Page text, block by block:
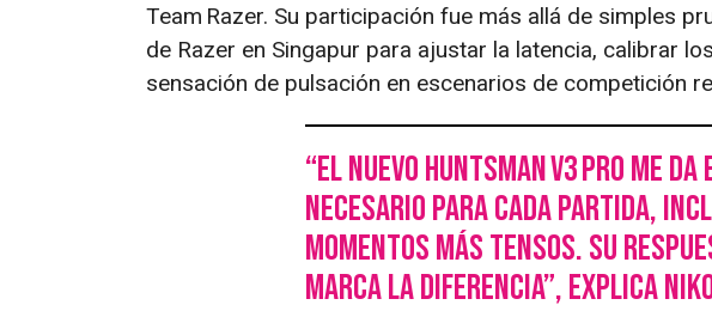
Team Razer. Su participación fue más allá de simples
de Razer en Singapur para ajustar la latencia, calibrar
sensación de pulsación en escenarios de competición
“El nuevo Huntsman V3 Pro me
necesario para cada partida,
momentos más tensos. Su
marca la diferencia”, explica